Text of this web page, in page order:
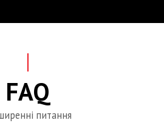
FAQ
питання